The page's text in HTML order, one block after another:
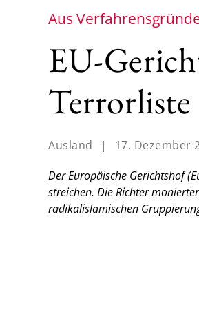
Aus
EU-
Terrorliste
Ausland | 17. Dezember
Der Europäische Gerichtshof
streichen. Die Richter
radikalislamischen